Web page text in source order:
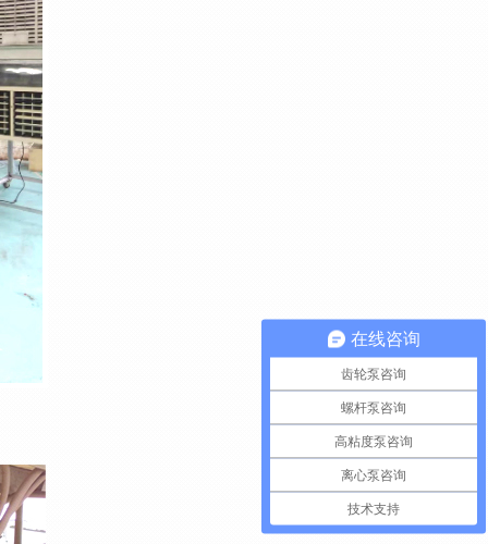
在线咨询
齿轮泵咨询
螺杆泵咨询
高粘度泵咨询
离心泵咨询
技术支持